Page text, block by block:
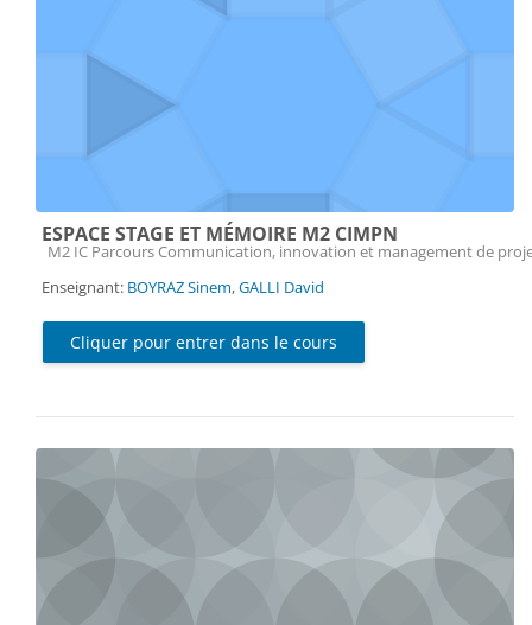
ESPACE STAGE ET MÉMOIRE M2 CIMPN
Catégorie de cours
M2 IC Parcours Communication, innovation et management de
Enseignant: BOYRAZ Sinem,GALLI David
Cliquer pour entrer dans le cours